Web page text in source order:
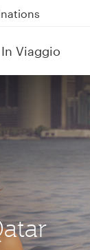
Erbil
In Viaggio